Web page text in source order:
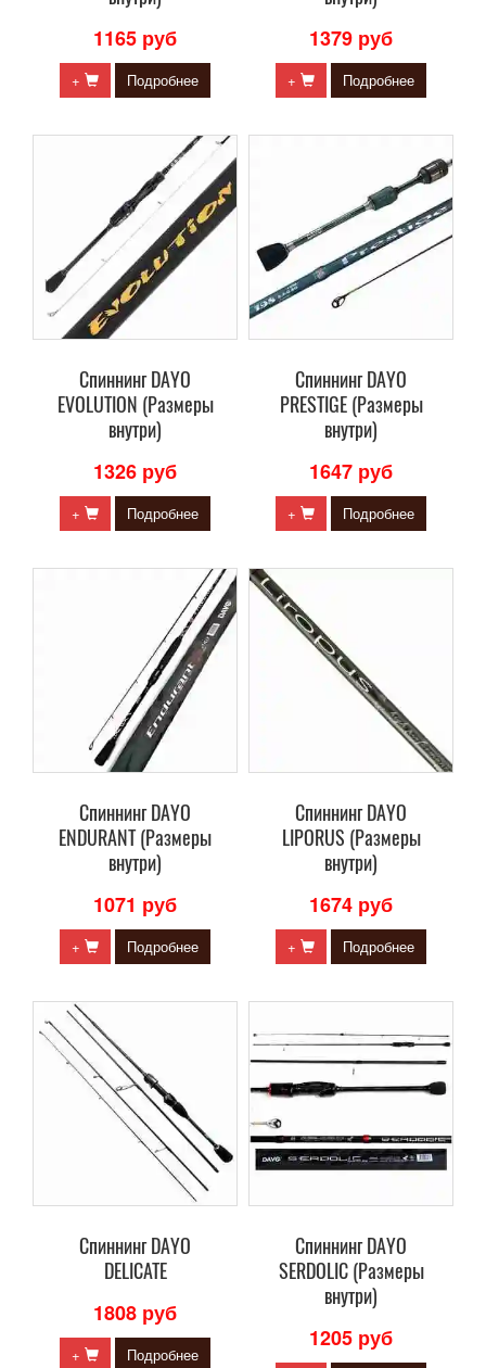
1165 руб
+ Подробнее
1379 руб
+ Подробнее
Cпиннинг DAYO
EVOLUTION (Размеры
внутри)
1326 руб
+ Подробнее
Cпиннинг DAYO
PRESTIGE (Размеры
внутри)
1647 руб
+ Подробнее
Cпиннинг DAYO
ENDURANT (Размеры
внутри)
1071 руб
+ Подробнее
Cпиннинг DAYO
LIPORUS (Размеры
внутри)
1674 руб
+ Подробнее
Cпиннинг DAYO
DELICATE
1808 руб
+ Подробнее
Cпиннинг DAYO
SERDOLIC (Размеры
внутри)
1205 руб